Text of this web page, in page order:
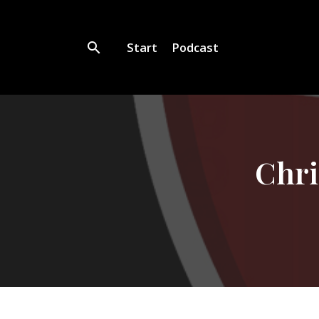
Start Podcast